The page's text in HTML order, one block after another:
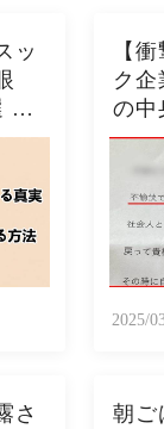
ッ
今
た
【
ク
の中
の
2025/
さ
朝ご